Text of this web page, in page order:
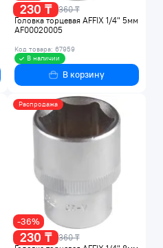
230 ₸ 360 ₸
Головка торцевая AFFIX 1/4" 5мм
AF00020005
Код товара: 67959
В наличии
В корзину
Распродажа
230 ₸ 360 ₸
-36%